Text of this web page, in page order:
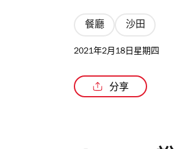
餐廳 沙田
2021年2月18日星期四
分享